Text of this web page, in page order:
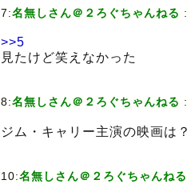
7:名無しさん＠２ろぐちゃんねる :
>>5
見たけど笑えなかった
8:名無しさん＠２ろぐちゃんねる :
ジム・キャリー主演の映画は？
10:名無しさん＠２ろぐちゃんねる